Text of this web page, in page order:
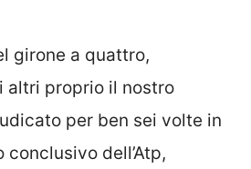
girone a quattro,
altri proprio il nostro
per ben sei volte in
dell’Atp,